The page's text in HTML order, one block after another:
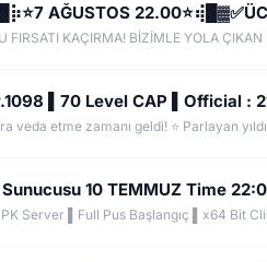
Server ▌Full Pus Başlangıç ▌x64 Bit